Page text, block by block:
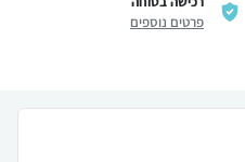
פרטים נוספים